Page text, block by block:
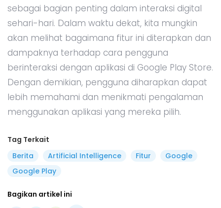
sebagai bagian penting dalam interaksi digital
sehari-hari. Dalam waktu dekat, kita mungkin
akan melihat bagaimana fitur ini diterapkan dan
dampaknya terhadap cara pengguna
berinteraksi dengan aplikasi di Google Play Store.
Dengan demikian, pengguna diharapkan dapat
lebih memahami dan menikmati pengalaman
menggunakan aplikasi yang mereka pilih.
Tag Terkait
Berita
Artificial Intelligence Fitur
Google
Google Play
Bagikan artikel ini